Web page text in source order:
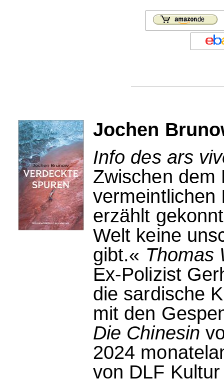
Jochen
Info des ars
Zwischen dem
vermeintlichen
erzählt
Welt keine
gibt.« Thomas
Ex-Polizist
die sardische
mit den
Die Chinesin
2024
von DLF Kultur